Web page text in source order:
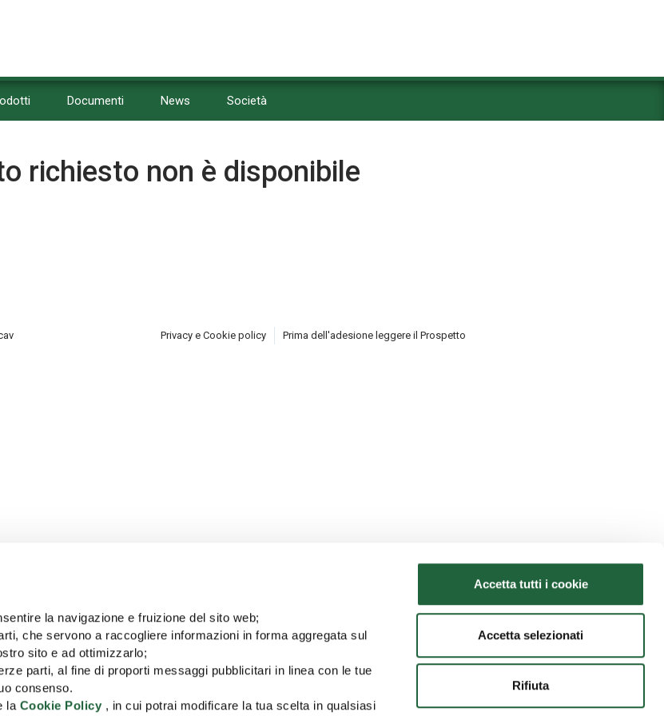
la navigazione e fruizione del sito web;
che servono a raccogliere informazioni in forma aggregata sul
sito e ad ottimizzarlo;
parti, al fine di proporti messaggi pubblicitari in linea con le tue
consenso.
la Cookie Policy , in cui potrai modificare la tua scelta in qualsiasi
Accetta tutti i cookie
Accetta selezionati
Rifiuta
Documenti News Società
richiesto non è disponibile
Privacy e Cookie policy Prima dell'adesione leggere il Prospetto